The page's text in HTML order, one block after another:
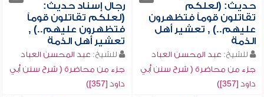
حديث: (لعلكم
تقاتلون قوماً فتظهرون
عليهم..) , تعشير أهل
الذمة
للشيخ: عبد المحسن العباد
جزء من محاضرة ( شرح سنن أبي
داود [357])
رجال إسناد حديث:
(لعلكم تقاتلون قوماً
فتظهرون عليهم..) ,
تعشير أهل الذمة
للشيخ: عبد المحسن العباد
جزء من محاضرة ( شرح سنن أبي
داود [357])